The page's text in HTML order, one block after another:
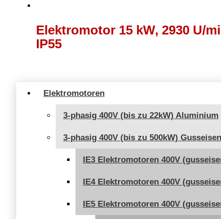
Elektromotoren
3-phasig 400V (bis zu 22kW) Aluminium
3-phasig 400V (bis zu 500kW) Gusseisen
IE3 Elektromotoren 400V
IE4 Elektromotoren 400V
IE5 Elektromotoren 400V
Elektromotor 15 kW, 2930 U/
IP55